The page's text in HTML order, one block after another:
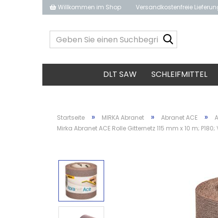
Willkommen im Shop Versandkostenfreie
Sie
ein...
DLT SAW SCHLEIFMITTEL
Startseite » MIRKA Abranet » Abranet ACE »
Mirka Abranet ACE Rolle Gitternetz 115 mm x 10 m; P180;